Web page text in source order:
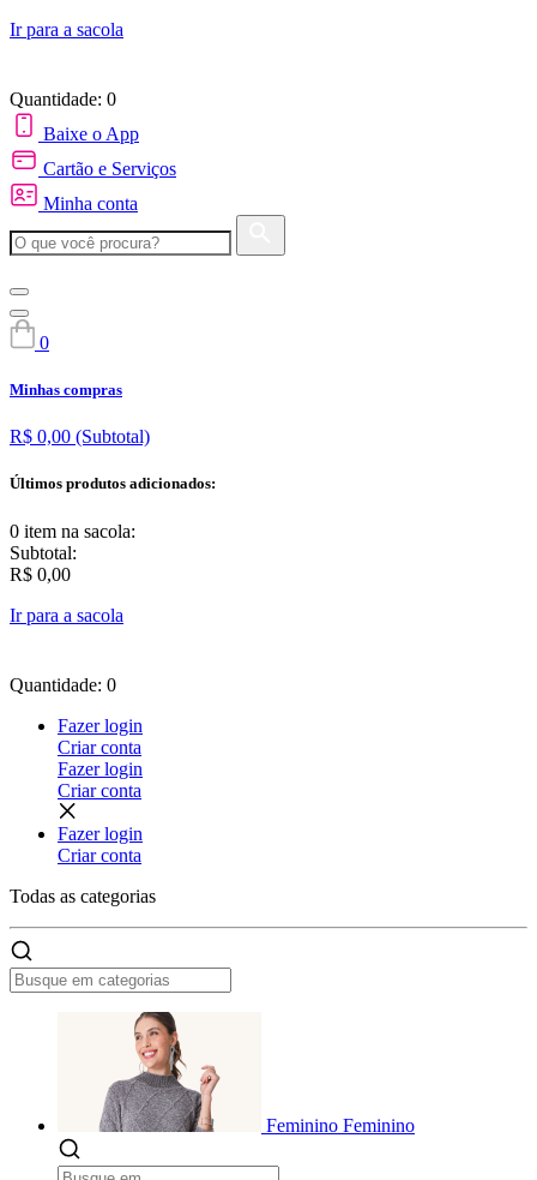
Ir para a sacola
Quantidade: 0
Baixe o App
Cartão e Serviços
Minha conta
0
Minhas compras
R$ 0,00 (Subtotal)
Últimos produtos adicionados:
0 item na sacola:
Subtotal:
R$ 0,00
Ir para a sacola
Quantidade: 0
Fazer login
Criar conta
Fazer login
Criar conta
Fazer login
Criar conta
Todas as categorias
Feminino Feminino